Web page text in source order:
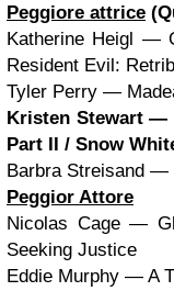
Peggiore attrice
Katherine Heigl —
Resident Evil:
Tyler Perry —
Kristen Stewart—
Part II / Snow
Barbra Streisand —
Peggior Attore
Nicolas Cage —
Seeking Justice
Eddie Murphy — A